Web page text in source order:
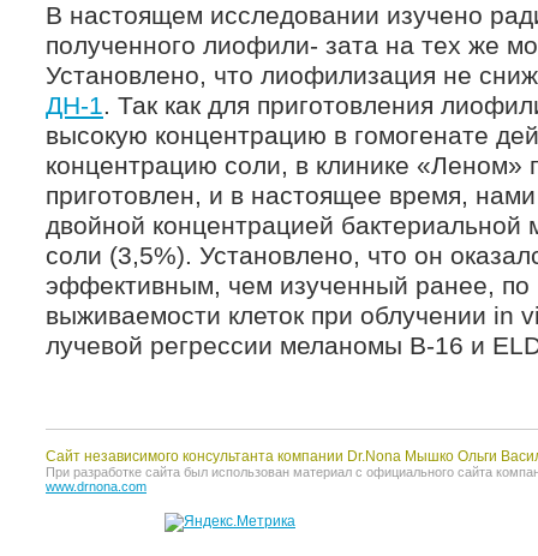
В настоящем исследовании изучено
полученного лиофили- зата на тех же
Установлено, что лиофилизация не
ДН-1. Так как для приготовления
высокую концентрацию в гомогенате
концентрацию соли, в клинике
приготовлен, и в настоящее время, нами
двойной концентрацией
соли (3,5%). Установлено, что он
эффективным, чем изученный ранее, по
выживаемости клеток при облучении in
лучевой регрессии меланомы В-16 и
Сайт независимого консультанта компании Dr.Nona Мышко Ольги
При разработке сайта был использован материал с официального сайта
www.drnona.com